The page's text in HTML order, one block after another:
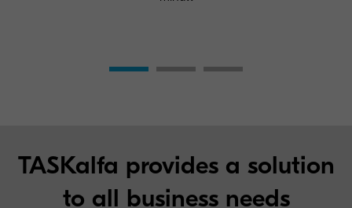
TASKalfa provides a solution
to all business needs